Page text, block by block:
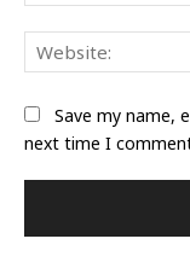
Save my name,
next time I